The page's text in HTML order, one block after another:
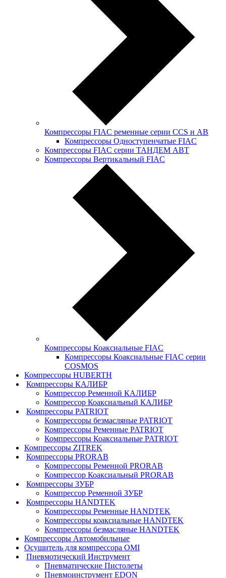
Компрессоры FIAC ременные серии CCS и АB
Компрессоры Одноступенчатые FIAC
Компрессоры FIAC серии ТАНДЕМ АВТ
Компрессоры Вертикальный FIAC
Компрессоры Коаксиальные FIAC
Компрессоры Коаксиальные FIAC серии
COSMOS
Компрессоры HUBERTH
Компрессоры КАЛИБР
Компрессор Ременной КАЛИБР
Компрессор Коаксиальный КАЛИБР
Компрессоры PATRIOT
Компрессоры безмасляные PATRIOT
Компрессоры Ременные PATRIOT
Компрессоры Коаксиальные PATRIOT
Компрессоры ZITREK
Компрессоры PRORAB
Компрессоры Ременной PRORAB
Компрессор Коаксиальный PRORAB
Компрессоры ЗУБР
Компрессор Ременной ЗУБР
Компрессоры HANDTEK
Компрессоры Ременные HANDTEK
Компрессоры коаксиальные HANDTEK
Компрессоры безмасляные HANDTEK
Компрессоры Автомобильные
Осушитель для компрессора OMI
Пневмотический Инструмент
Пневматические Пистолеты
Пневмоинструмент EDON